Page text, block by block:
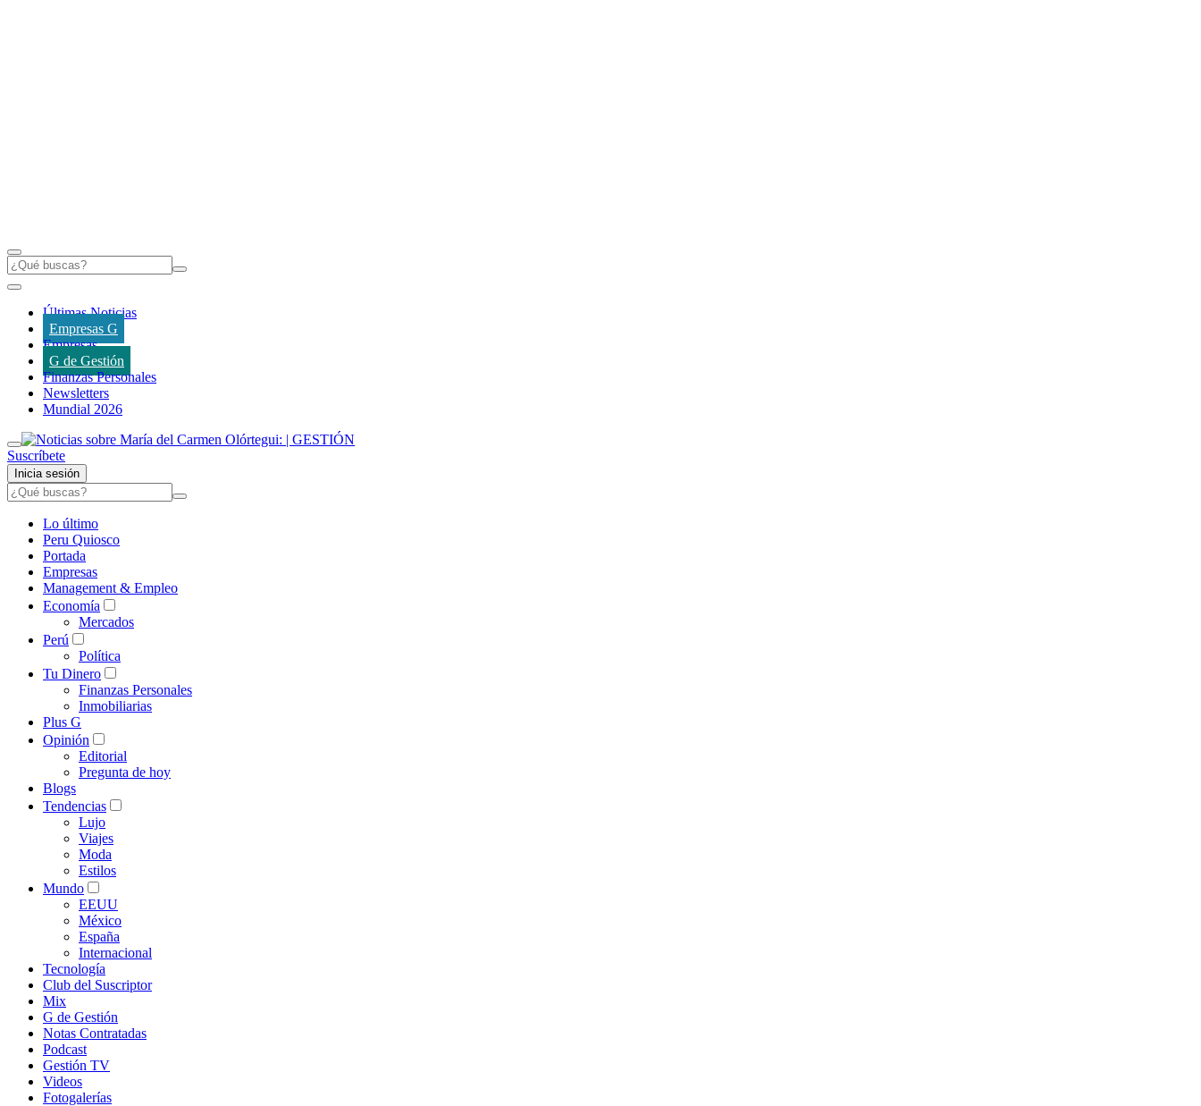
Últimas Noticias
Empresas G
Empresas
G de Gestión
Finanzas Personales
Newsletters
Mundial 2026
Suscríbete
Inicia sesión
Lo último
Peru Quiosco
Portada
Empresas
Management & Empleo
Economía
Mercados
Perú
Política
Tu Dinero
Finanzas Personales
Inmobiliarias
Plus G
Opinión
Editorial
Pregunta de hoy
Blogs
Tendencias
Lujo
Viajes
Moda
Estilos
Mundo
EEUU
México
España
Internacional
Tecnología
Club del Suscriptor
Mix
G de Gestión
Notas Contratadas
Podcast
Gestión TV
Videos
Fotogalerías